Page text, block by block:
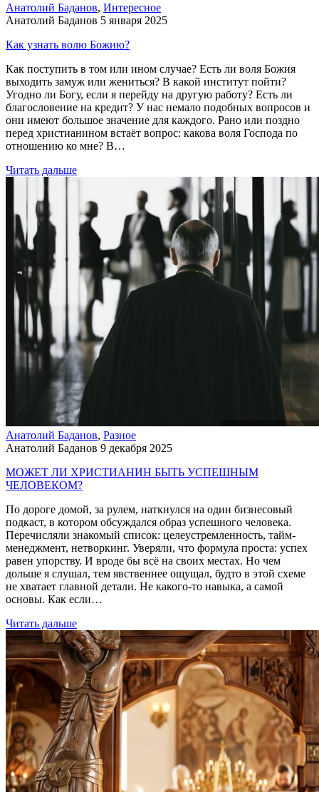
Анатолий Баданов, Интересное
Анатолий Баданов 5 января 2025
Как узнать волю Божию?
Как поступить в том или ином случае? Есть ли воля Божия
выходить замуж или жениться? В какой институт пойти?
Угодно ли Богу, если я перейду на другую работу? Есть ли
благословение на кредит? У нас немало подобных вопросов и
они имеют большое значение для каждого. Рано или поздно
перед христианином встаёт вопрос: какова воля Господа по
отношению ко мне? В…
Читать дальше
Анатолий Баданов, Разное
Анатолий Баданов 9 декабря 2025
МОЖЕТ ЛИ ХРИСТИАНИН БЫТЬ УСПЕШНЫМ
ЧЕЛОВЕКОМ?
По дороге домой, за рулем, наткнулся на один бизнесовый
подкаст, в котором обсуждался образ успешного человека.
Перечисляли знакомый список: целеустремленность, тайм-
менеджмент, нетворкинг. Уверяли, что формула проста: успех
равен упорству. И вроде бы всё на своих местах. Но чем
дольше я слушал, тем явственнее ощущал, будто в этой схеме
не хватает главной детали. Не какого-то навыка, а самой
основы. Как если…
Читать дальше